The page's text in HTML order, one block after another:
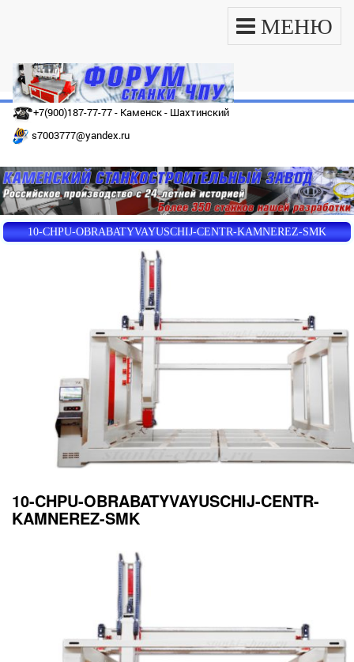
МЕНЮ
+7(900)187-77-77 - Каменск - Шахтинский
s7003777@yandex.ru
10-CHPU-OBRABATYVAYUSCHIJ-CENTR-KAMNEREZ-SMK
10-CHPU-OBRABATYVAYUSCHIJ-CENTR-
KAMNEREZ-SMK